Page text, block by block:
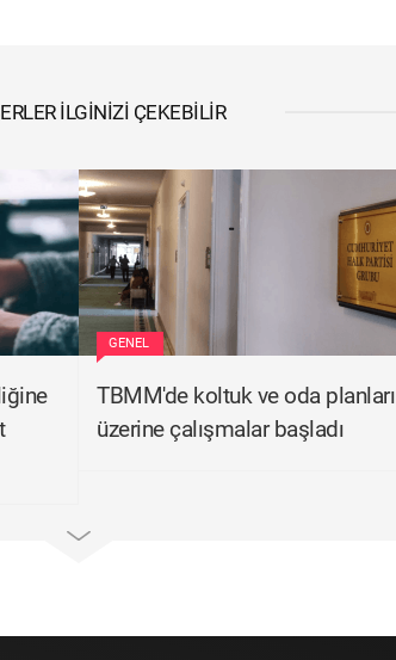
İLGINIZI ÇEKEBILIR
GENEL
TBMM'de koltuk ve oda planları
üzerine çalışmalar başladı